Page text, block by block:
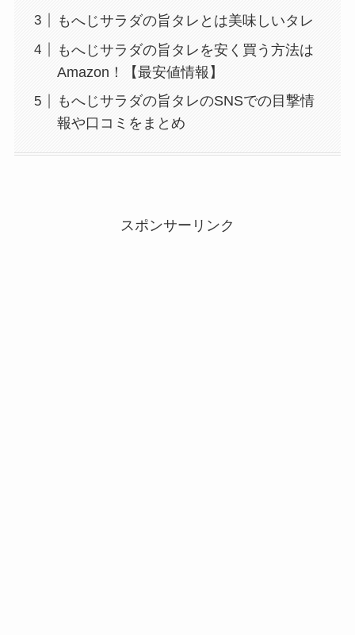
もへじサラダの旨タレとは美味しいタレ
もへじサラダの旨タレを安く買う方法は
Amazon！【最安値情報】
もへじサラダの旨タレのSNSでの目撃情
報や口コミをまとめ
スポンサーリンク